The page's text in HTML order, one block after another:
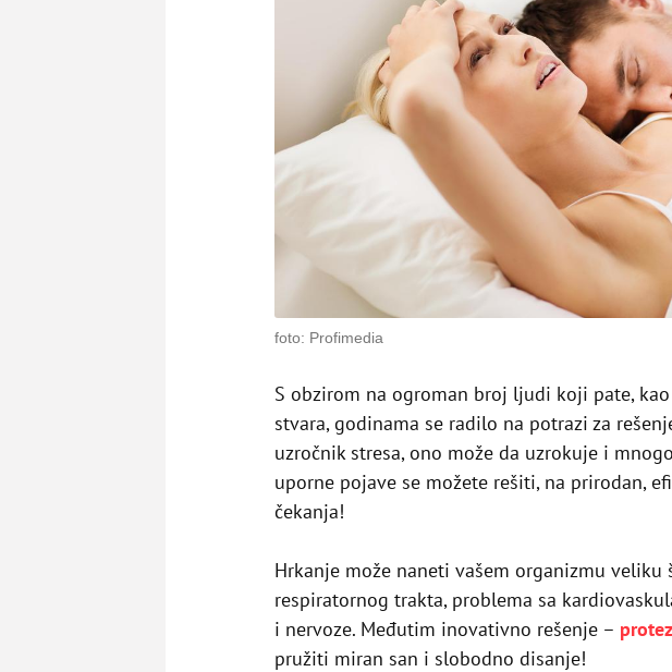
foto: Profimedia
S obzirom na ogroman broj ljudi koji pate,
stvara, godinama se radilo na potrazi za
uzročnik stresa, ono može da uzrokuje i
uporne pojave se možete rešiti, na prirodan,
čekanja!
Hrkanje može naneti vašem organizmu veliku
respiratornog trakta, problema sa
i nervoze. Međutim inovativno rešenje –
pružiti miran san i slobodno disanje!